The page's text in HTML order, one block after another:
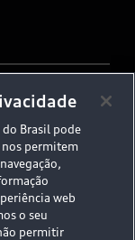
do Brasil pode
nos permitem
web
o seu
permitir